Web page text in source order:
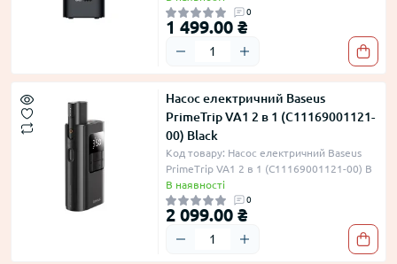
0
1 499.00 ₴
Насос електричний Baseus
PrimeTrip VA1 2 в 1 (C11169001121-
00) Black
Код товару: Насос електричний Baseus
PrimeTrip VA1 2 в 1 (C11169001121-00) B
В наявності
0
2 099.00 ₴